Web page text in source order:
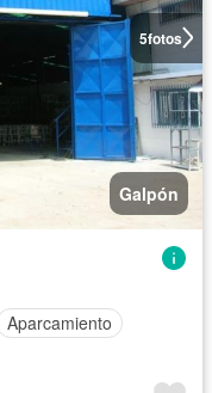
5fotos
Galpón
Aparcamiento